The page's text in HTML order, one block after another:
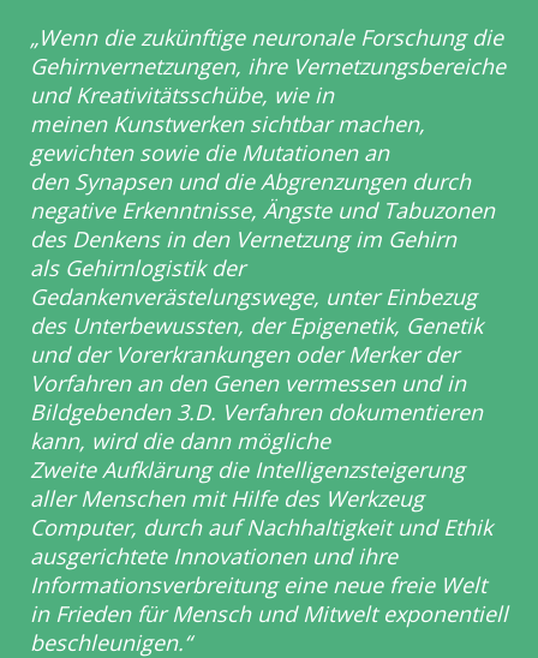
„Wenn die zukünftige neuronale Forschung die
Gehirnvernetzungen, ihre Vernetzungsbereiche
und Kreativitätsschübe, wie in
meinen Kunstwerken sichtbar machen,
gewichten sowie die Mutationen an
den Synapsen und die Abgrenzungen durch
negative Erkenntnisse, Ängste und Tabuzonen
des Denkens in den Vernetzung im Gehirn
als Gehirnlogistik der
Gedankenverästelungswege, unter Einbezug
des Unterbewussten, der Epigenetik, Genetik
und der Vorerkrankungen oderMerker der
Vorfahren an den Genen vermessen und in
Bildgebenden 3.D. Verfahren dokumentieren
kann, wird die dann mögliche
ZweiteAufklärung die Intelligenzsteigerung
aller Menschen mit Hilfe des Werkzeug
Computer, durch auf Nachhaltigkeit und Ethik
ausgerichtete Innovationen und ihre
Informationsverbreitung eine neue freie Welt
in Frieden für Mensch und Mitwelt exponentiell
beschleunigen.“